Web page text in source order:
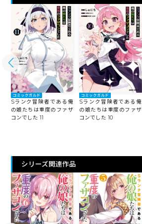
コミックガルド
Sランク冒険者である俺
の娘たちは重度のファザ
コンでした 11
コミックガルド
Sランク冒険者である俺
の娘たちは重度のファザ
コンでした 10
シリーズ関連作品